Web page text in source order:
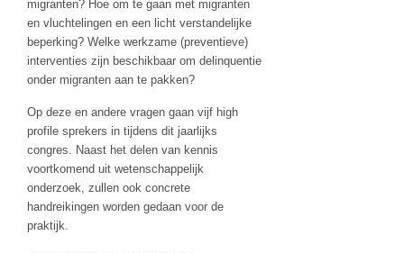
migranten? Hoe om te gaan met migranten
en vluchtelingen en een licht verstandelijke
beperking? Welke werkzame (preventieve)
interventies zijn beschikbaar om delinquentie
onder migranten aan te pakken?
Op deze en andere vragen gaan vijf high
profile sprekers in tijdens dit jaarlijks
congres. Naast het delen van kennis
voortkomend uit wetenschappelijk
onderzoek, zullen ook concrete
handreikingen worden gedaan voor de
praktijk.